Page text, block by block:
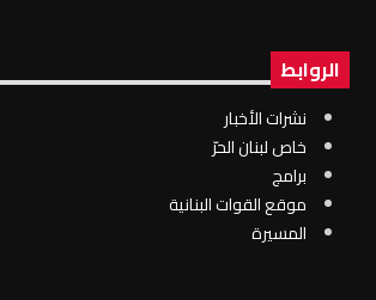
الروابط
نشرات الأخبار
خاص لبنان الحرّ
برامج
موقع القوات البنانية
المسيرة